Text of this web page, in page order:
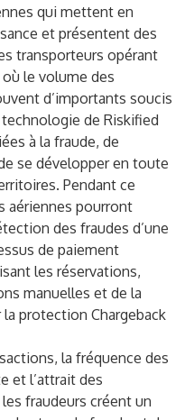
qui mettent en
et présentent des
transporteurs opérant
le volume des
d’importants soucis
de Riskified
à la fraude, de
se développer en toute
Pendant ce
aériennes pourront
des fraudes d’une
de paiement
les réservations,
manuelles et de la
protection Chargeback
la fréquence des
et l’attrait des
fraudeurs créent un